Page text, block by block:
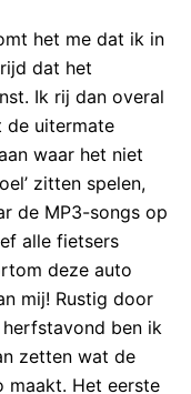
het me dat ik in
dat het
Ik rij dan overal
de uitermate
waar het niet
zitten spelen,
de MP3-songs op
alle fietsers
deze auto
mij! Rustig door
ben ik
zetten wat de
maakt. Het eerste